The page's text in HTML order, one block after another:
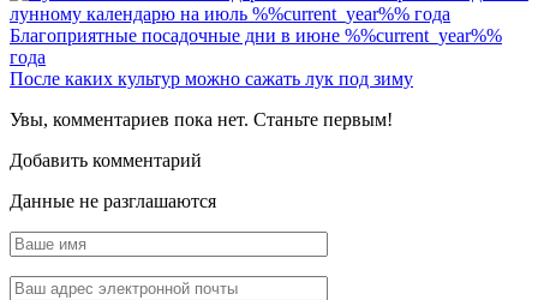
лунному календарю на июль %%current_year%% года
Благоприятные посадочные дни в июне %%current_year%%
года
После каких культур можно сажать лук под зиму
Увы, комментариев пока нет. Станьте первым!
Добавить комментарий
Данные не разглашаются